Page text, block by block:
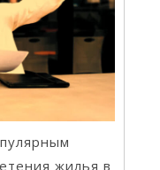
жилья в